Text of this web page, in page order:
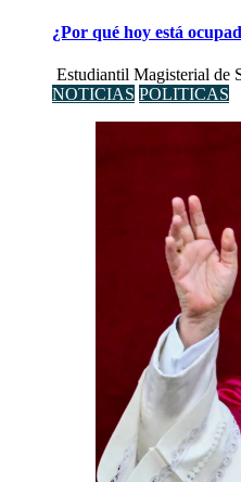
¿Por qué hoy está
Estudiantil Magisterial de
NOTICIAS POLITICAS